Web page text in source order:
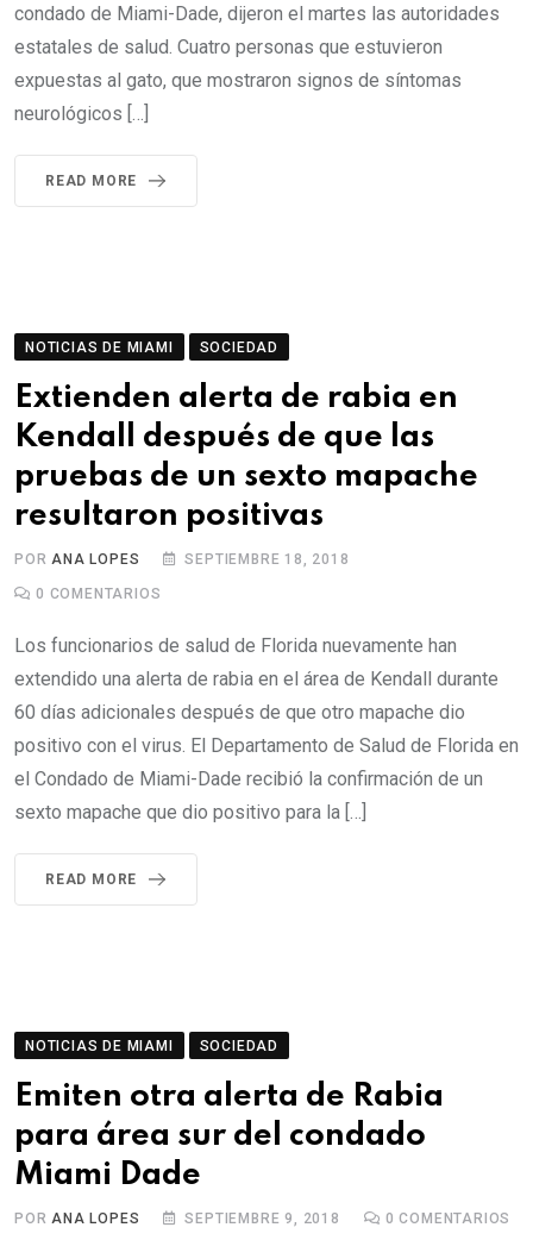
condado de Miami-Dade, dijeron el martes las autoridades
estatales de salud. Cuatro personas que estuvieron
expuestas al gato, que mostraron signos de síntomas
neurológicos […]
READ MORE
NOTICIAS DE MIAMI SOCIEDAD
Extienden alerta de rabia en
Kendall después de que las
pruebas de un sexto mapache
resultaron positivas
PORANA LOPES SEPTIEMBRE 18, 2018
0 COMENTARIOS
Los funcionarios de salud de Florida nuevamente han
extendido una alerta de rabia en el área de Kendall durante
60 días adicionales después de que otro mapache dio
positivo con el virus. El Departamento de Salud de Florida en
el Condado de Miami-Dade recibió la confirmación de un
sexto mapache que dio positivo para la […]
READ MORE
NOTICIAS DE MIAMI SOCIEDAD
Emiten otra alerta de Rabia
para área sur del condado
Miami Dade
PORANA LOPES SEPTIEMBRE 9, 2018 0 COMENTARIOS